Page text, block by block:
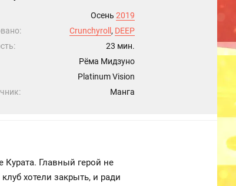
Осень 2019
Crunchyroll , DEEP
23 мин.
Рёма Мидзуно
Platinum Vision
Манга
Курата. Главный герой не
хотели закрыть, и ради